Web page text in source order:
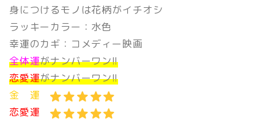
身につけるモノは花柄がイチオシ
ラッキーカラー：水色
幸運のカギ：コメディー映画
全体運がナンバーワン!!
恋愛運がナンバーワン!!
金 運
恋愛運